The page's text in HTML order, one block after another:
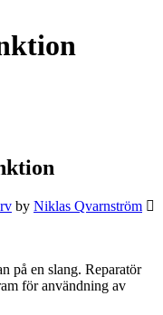
by Niklas Qvarnström
på en slang. Reparatör
för användning av